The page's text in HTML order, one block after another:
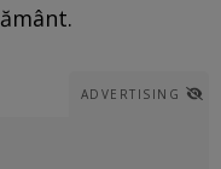
ADVERTISING